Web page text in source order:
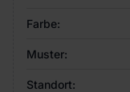
Farbe:
Muster:
Standort: